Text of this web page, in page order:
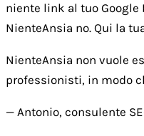
niente link al tuo
NienteAnsia no. Qui la
NienteAnsia non vuole
professionisti, in modo
— Antonio, consulente